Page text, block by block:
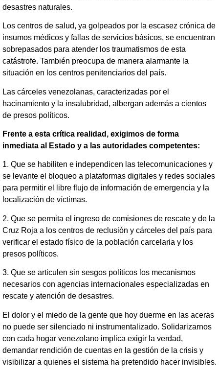
desastres naturales.
Los centros de salud, ya golpeados por la escasez crónica de
insumos médicos y fallas de servicios básicos, se encuentran
sobrepasados para atender los traumatismos de esta
catástrofe. También preocupa de manera alarmante la
situación en los centros penitenciarios del país.
Las cárceles venezolanas, caracterizadas por el
hacinamiento y la insalubridad, albergan además a cientos
de presos políticos.
Frente a esta crítica realidad, exigimos de forma
inmediata al Estado y a las autoridades competentes:
1. Que se habiliten e independicen las telecomunicaciones y
se levante el bloqueo a plataformas digitales y redes sociales
para permitir el libre flujo de información de emergencia y la
localización de víctimas.
2. Que se permita el ingreso de comisiones de rescate y de la
Cruz Roja a los centros de reclusión y cárceles del país para
verificar el estado físico de la población carcelaria y los
presos políticos.
3. Que se articulen sin sesgos políticos los mecanismos
necesarios con agencias internacionales especializadas en
rescate y atención de desastres.
El dolor y el miedo de la gente que hoy duerme en las aceras
no puede ser silenciado ni instrumentalizado. Solidarizarnos
con cada hogar venezolano implica exigir la verdad,
demandar rendición de cuentas en la gestión de la crisis y
visibilizar a quienes el sistema ha pretendido hacer invisibles.